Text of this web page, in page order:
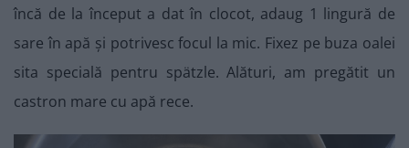
încă de la început a dat în clocot, adaug 1 lingură de
sare în apă și potrivesc focul la mic. Fixez pe buza oalei
sita specială pentru spätzle. Alături, am pregătit un
castron mare cu apă rece.